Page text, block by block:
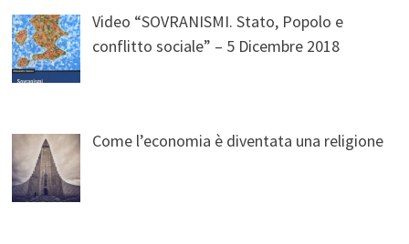
Video “SOVRANISMI. Stato, Popolo e
conflitto sociale” – 5 Dicembre 2018
Come l’economia è diventata una religione